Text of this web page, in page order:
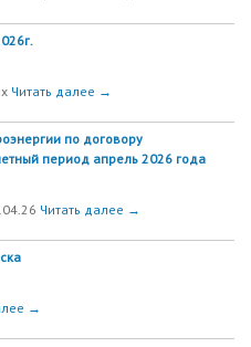
Читать далее →
по договору
период апрель 2026 года
Читать далее →
→